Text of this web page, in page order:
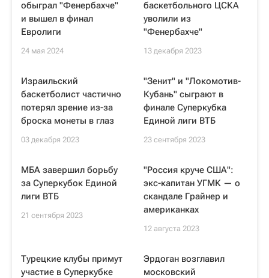
обыграл "Фенербахче"
и вышел в финал
Евролиги
24 мая 2024
баскетбольного ЦСКА
уволили из
"Фенербахче"
13 декабря 2023
Израильский
баскетболист частично
потерял зрение из-за
броска монеты в глаз
03 декабря 2023
"Зенит" и "Локомотив-
Кубань" сыграют в
финале Суперкубка
Единой лиги ВТБ
23 сентября 2023
МБА завершил борьбу
за Суперкубок Единой
лиги ВТБ
21 сентября 2023
"Россия круче США":
экс-капитан УГМК — о
скандале Грайнер и
американках
12 августа 2023
Турецкие клубы примут
участие в Суперкубке
Эрдоган возглавил
московский